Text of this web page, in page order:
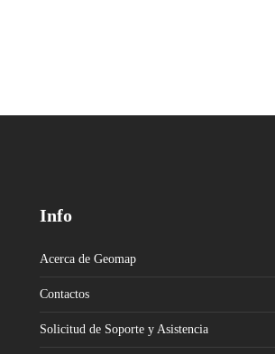
Info
Acerca de Geomap
Contactos
Solicitud de Soporte y Asistencia